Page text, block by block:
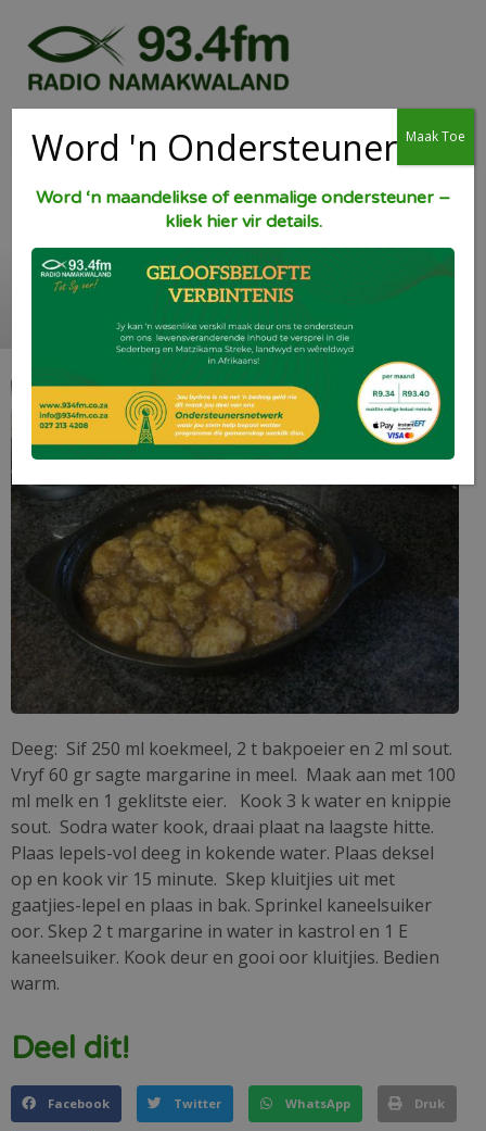
Souskluitjies
Deeg: Sif 250 ml koekmeel, 2 t bakpoeier en 2 ml sout.
Vryf 60 gr sagte margarine in meel. Maak aan met 100
ml melk en 1 geklitste eier. Kook 3 k water en knippie
sout. Sodra water kook, draai plaat na laagste hitte.
Plaas lepels-vol deeg in kokende water. Plaas deksel
op en kook vir 15 minute. Skep kluitjies uit met
gaatjies-lepel en plaas in bak. Sprinkel kaneelsuiker
oor. Skep 2 t margarine in water in kastrol en 1 E
kaneelsuiker. Kook deur en gooi oor kluitjies. Bedien
warm.
Deel dit!
Facebook Twitter WhatsApp Druk
Word 'n Ondersteuner
Word ‘n maandelikse of eenmalige ondersteuner –
kliek hier vir details.
Maak Toe